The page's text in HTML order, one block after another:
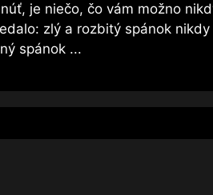
je niečo, čo vám možno
zlý a rozbitý spánok
spánok ...